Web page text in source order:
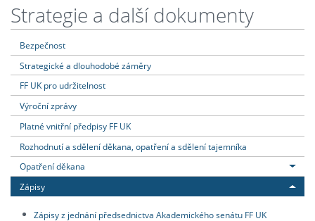
Strategie a další dokumenty
Bezpečnost
Strategické a dlouhodobé záměry
FF UK pro udržitelnost
Výroční zprávy
Platné vnitřní předpisy FF UK
Rozhodnutí a sdělení děkana, opatření a sdělení tajemníka
Opatření děkana
Zápisy
Zápisy z jednání předsednictva Akademického senátu FF UK